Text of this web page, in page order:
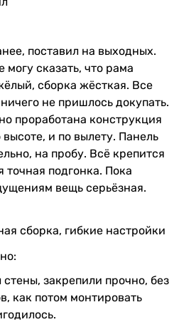
поставил на выходных.
сказать, что рама
сборка жёсткая. Все
не пришлось докупать.
проработана конструкция
и по вылету. Панель
на пробу. Всё крепится
точная подгонка. Пока
вещь серьёзная.
сборка, гибкие настройки
закрепили прочно, без
как потом монтировать